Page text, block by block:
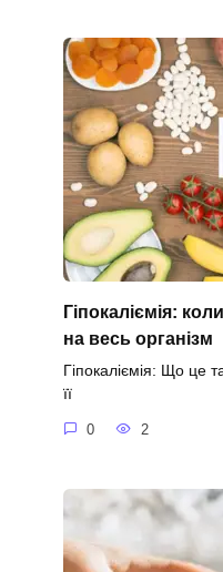
Гіпокаліємія:
на весь організм
Гіпокаліємія: Що це
її
0 2